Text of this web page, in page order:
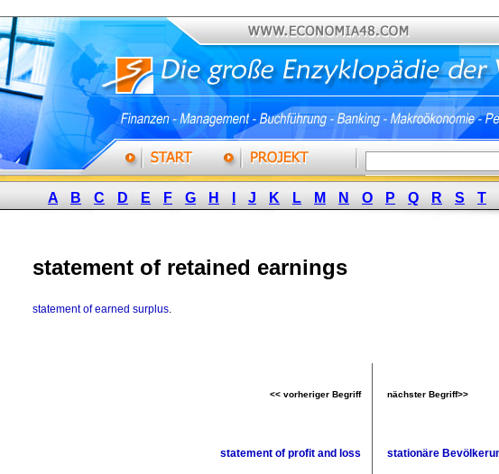
A B C D E F G H J K L M N O P Q R S T
statement of retained earnings
statement of earned surplus.
<< vorheriger Begriff nächster Begriff>>
statement of profit and loss stationäre